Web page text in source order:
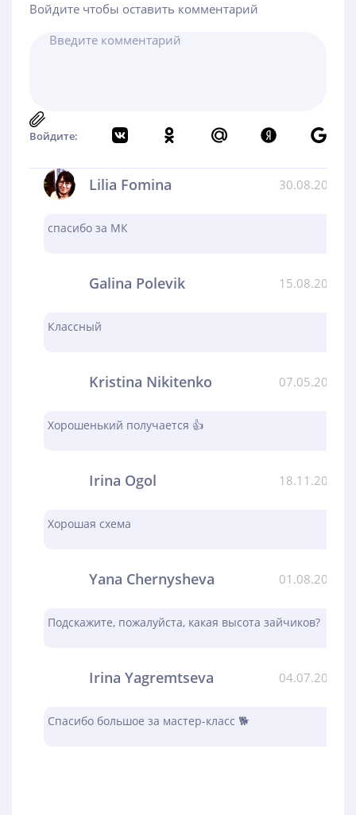
Войдите чтобы оставить комментарий
Войдите:
Lilia Fomina 30.08.2024
спасибо за МК
Galina Polevik 15.08.2024
Классный
Kristina Nikitenko 07.05.2024
Хорошенький получается 👍
Irina Ogol 18.11.2023
Хорошая схема
Yana Chernysheva 01.08.2023
Подскажите, пожалуйста, какая высота зайчиков?
Irina Yagremtseva 04.07.2023
Спасибо большое за мастер-класс 🐕